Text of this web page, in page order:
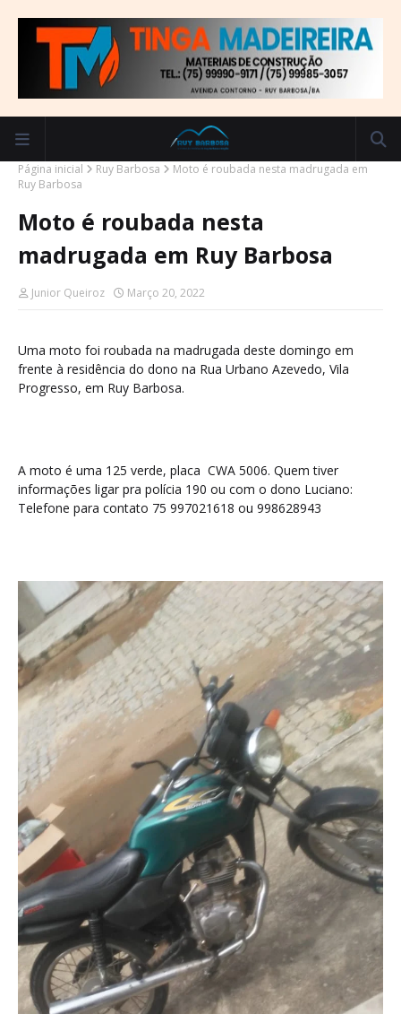
Página inicial Ruy Barbosa
Moto é roubada nesta madrugada em
Ruy Barbosa
Moto é roubada nesta
madrugada em Ruy Barbosa
Junior Queiroz Março 20, 2022
Uma moto foi roubada na madrugada deste domingo em
frente à residência do dono na Rua Urbano Azevedo, Vila
Progresso, em Ruy Barbosa.
A moto é uma 125 verde, placa CWA 5006. Quem tiver
informações ligar pra polícia 190 ou com o dono Luciano:
Telefone para contato 75 997021618 ou 998628943